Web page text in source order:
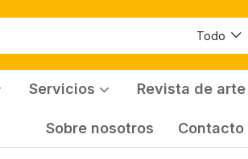
Todo
Servicios Revista de arte
Sobre nosotros Contacto